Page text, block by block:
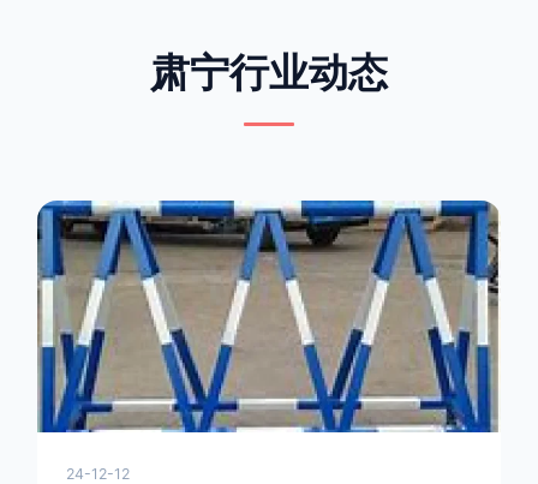
肃宁行业动态
24-12-12